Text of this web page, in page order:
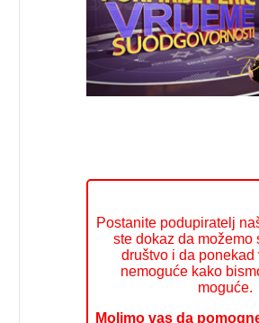
Postanite podupiratelj
ste dokaz da možemo
društvo i da ponekad
nemoguće kako
moguće.
Molimo vas da